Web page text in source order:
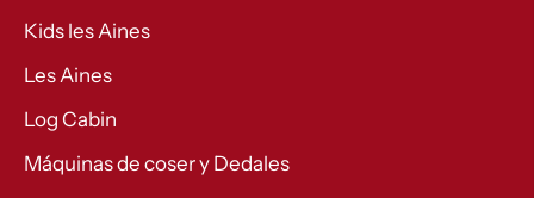
Kids les Aines
Les Aines
Log Cabin
Máquinas de coser y Dedales